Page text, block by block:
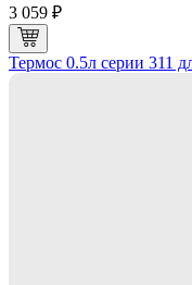
3 059 ₽
Термос 0.5л серии 311